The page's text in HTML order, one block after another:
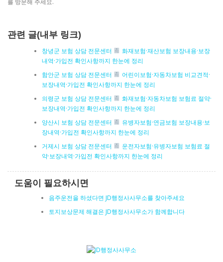
관련 글(내부 링크)
창녕군 보험 상담 전문센터
화재보험·재산보험 보장내용·보장
내역·가입전 확인사항까지 한눈에 정리
함안군 보험 상담 전문센터
어린이보험·자동차보험 비교견적·
보장내역·가입전 확인사항까지 한눈에 정리
의령군 보험 상담 전문센터
화재보험·자동차보험 보험료 절약·
보장내역·가입전 확인사항까지 한눈에 정리
양산시 보험 상담 전문센터
유병자보험·연금보험 보장내용·보
장내역·가입전 확인사항까지 한눈에 정리
거제시 보험 상담 전문센터
운전자보험·유병자보험 보험료 절
약·보장내역·가입전 확인사항까지 한눈에 정리
도움이 필요하시면
음주운전을 하셨다면 JD행정사사무소를 찾아주세요
토지보상문제 해결은 JD행정사사무소가 함께합니다